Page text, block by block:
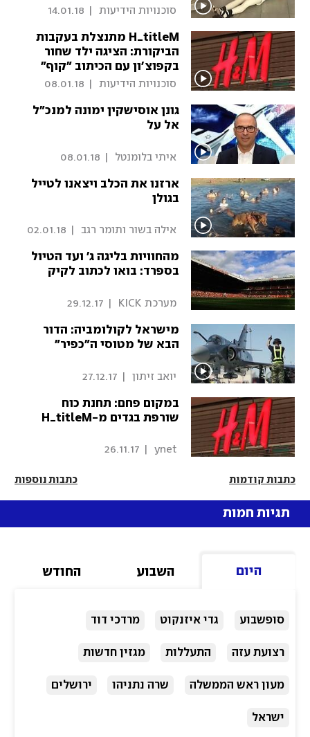
סוכנויות הידיעות 14.01.18
H_titleM מתנצלת בעקבות
הביקורת: הציגה ילד שחור
בקפוצ'ון עם הכיתוב "קוף"
סוכנויות הידיעות 08.01.18
גונן אוסישקין ימונה למנכ"ל
אל על
איתי בלומנטל 08.01.18
ארזנו את הכלב ויצאנו לטייל
בגולן
אילה בשור ותומר רגב 02.01.18
מהחוויות בליגה ג' ועד הטיול
בספרד: בואו לכתוב לקיק
מערכת KICK 29.12.17
מישראל לקולומביה: הדור
הבא של מטוסי ה"כפיר"
יואב זיתון 27.12.17
במקום פחם: תחנת כוח
שורפת בגדים מ-H_titleM
26.11.17
כתבות קודמות כתבות נוספות
תגיות חמות
היום השבוע החודש
סופשבוע גדי איזנקוט מרדכי דוד
רצועת עזה התעללות מגזין חדשות
מעון ראש הממשלה שרה נתניהו ירושלים
ישראל